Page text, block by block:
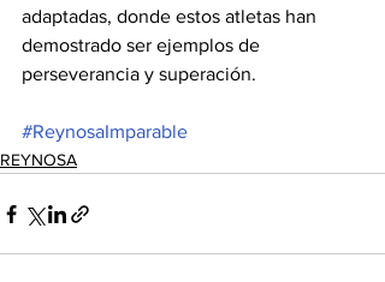
adaptadas, donde estos atletas han
demostrado ser ejemplos de
perseverancia y superación.
#ReynosaImparable
REYNOSA